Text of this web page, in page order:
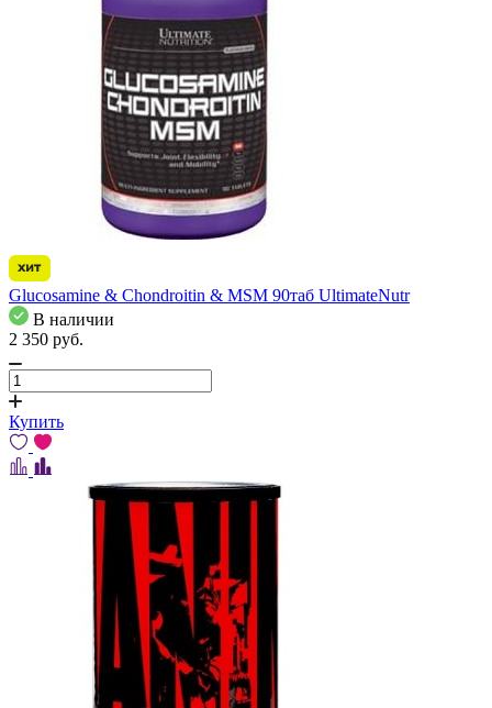
Glucosamine & Chondroitin & MSM 90таб UltimateNutr
В наличии
2 350 pуб.
Купить